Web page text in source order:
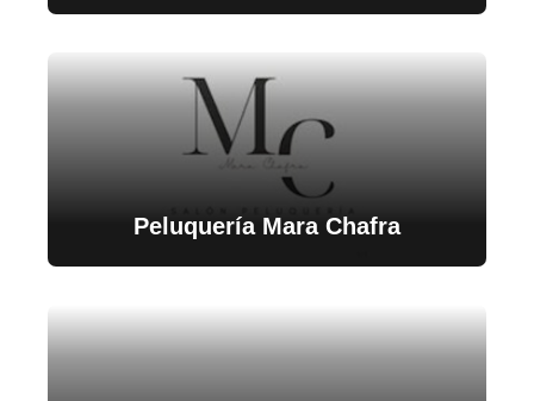
Peluquería Mara Chafra